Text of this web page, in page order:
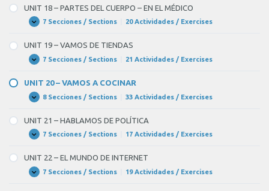
–
DEPORTES
Y
ESTADOS
UNIT 18 – PARTES DEL CUERPO – EN EL MÉDICO
Expandir
UNIT
–
PARTES
DEL
CUERPO
EN
EL
MÉDICO
7 Secciones / Sections 20 Actividades / Exercises
UNIT 19 – VAMOS DE TIENDAS
Expandir
UNIT
–
VAMOS
DE
TIENDAS
7 Secciones / Sections 21 Actividades / Exercises
UNIT 20 – VAMOS A COCINAR
Expandir
UNIT
–
VAMOS
A
COCINAR
8 Secciones / Sections 33 Actividades / Exercises
UNIT 21 – HABLAMOS DE POLÍTICA
Expandir
UNIT
–
HABLAMOS
DE
POLÍTICA
7 Secciones / Sections 17 Actividades / Exercises
UNIT 22 – EL MUNDO DE INTERNET
Expandir
UNIT7 Secciones / Sections 19 Actividades / Exercises